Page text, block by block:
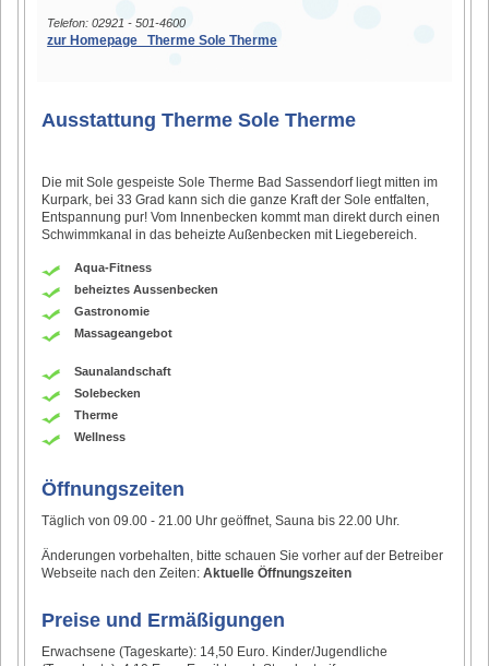
Telefon: 02921 - 501-4600
zur Homepage Therme Sole Therme
Ausstattung Therme Sole Therme
Die mit Sole gespeiste Sole Therme Bad Sassendorf liegt mitten im
Kurpark, bei 33 Grad kann sich die ganze Kraft der Sole entfalten,
Entspannung pur! Vom Innenbecken kommt man direkt durch einen
Schwimmkanal in das beheizte Außenbecken mit Liegebereich.
Aqua-Fitness
beheiztes Aussenbecken
Gastronomie
Massageangebot
Saunalandschaft
Solebecken
Therme
Wellness
Öffnungszeiten
Täglich von 09.00 - 21.00 Uhr geöffnet, Sauna bis 22.00 Uhr.
Änderungen vorbehalten, bitte schauen Sie vorher auf der Betreiber
Webseite nach den Zeiten:Aktuelle Öffnungszeiten
Preise und Ermäßigungen
Erwachsene (Tageskarte): 14,50 Euro. Kinder/Jugendliche